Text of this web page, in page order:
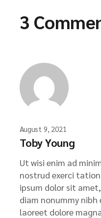
3
August 9, 2021
Toby Young
Ut wisi enim ad
nostrud exerci
ipsum dolor sit
diam nonummy
laoreet dolore